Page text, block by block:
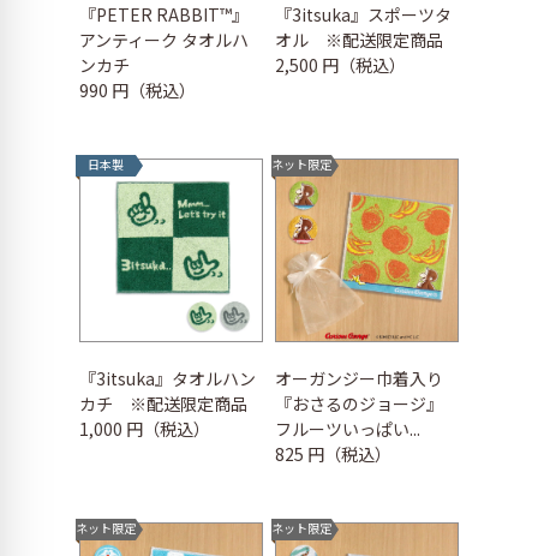
『PETER RABBIT™︎』
アンティーク タオルハ
ンカチ
990 円（税込）
『3itsuka』スポーツタ
オル ※配送限定商品
2,500 円（税込）
日本製
『3itsuka』タオルハン
カチ ※配送限定商品
1,000 円（税込）
ネット限定
オーガンジー巾着入り
『おさるのジョージ』
フルーツいっぱい...
825 円（税込）
ネット限定 ネット限定